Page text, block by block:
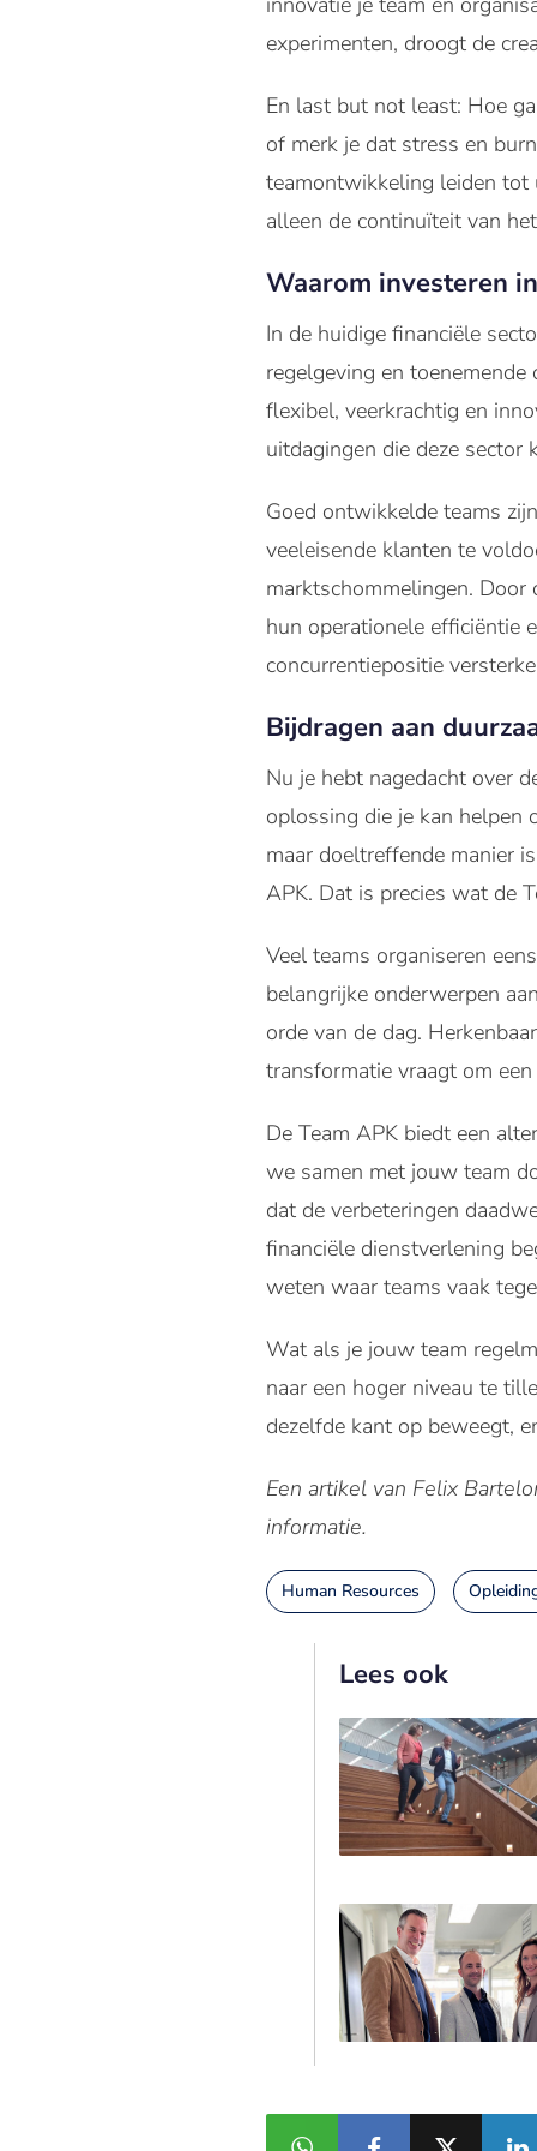
experimenten, droogt de
En last but not least: Hoe
of merk je dat stress en
teamontwikkeling leiden tot
alleen de continuïteit van
Waarom investeren
In de huidige financiële
regelgeving en
flexibel, veerkrachtig en
uitdagingen die deze sector
Goed ontwikkelde teams
veeleisende klanten te
marktschommelingen.
hun operationele efficiëntie
concurrentiepositie
Bijdragen aan
Nu je hebt nagedacht over
oplossing die je kan helpen
maar doeltreffende manier
APK. Dat is precies wat de
Veel teams organiseren
belangrijke onderwerpen
orde van de dag.
transformatie vraagt om
De Team APK biedt een
we samen met jouw team
dat de verbeteringen
financiële dienstverlening
weten waar teams vaak
Wat als je jouw team
naar een hoger niveau te
dezelfde kant op beweegt,
Een artikel van Felix
informatie.
Human Resources
Lees ook